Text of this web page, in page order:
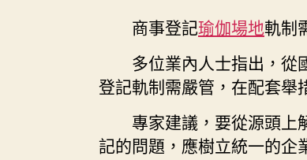
商事登記瑜伽場地軌制
多位業內人士指出，從
登記軌制需嚴管，在配套舉
專家建議，要從源頭上
記的問題，應樹立統一的企